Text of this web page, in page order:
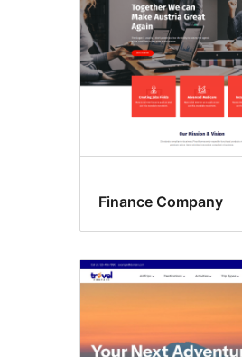
Finance Company